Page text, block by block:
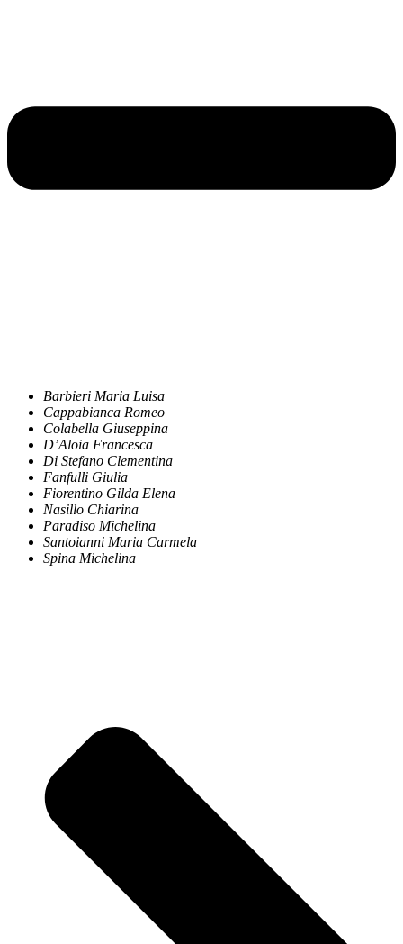
Barbieri Maria Luisa
Cappabianca Romeo
Colabella Giuseppina
D’Aloia Francesca
Di Stefano Clementina
Fanfulli Giulia
Fiorentino Gilda Elena
Nasillo Chiarina
Paradiso Michelina
Santoianni Maria Carmela
Spina Michelina